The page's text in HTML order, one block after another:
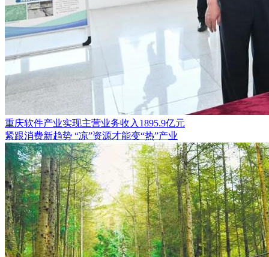
重庆软件产业实现主营业务收入1895.9亿元
紧跟消费新趋势 “凉”资源才能变“热”产业